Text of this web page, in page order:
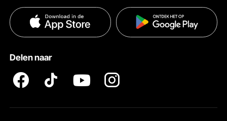
Hulp en veelgestelde vragen
Privacybeleid
Delen naar